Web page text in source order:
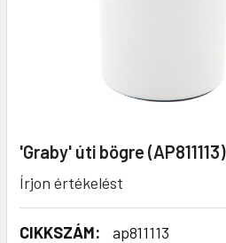
'Graby' úti bögre (AP811113)
Írjon értékelést
CIKKSZÁM: ap811113